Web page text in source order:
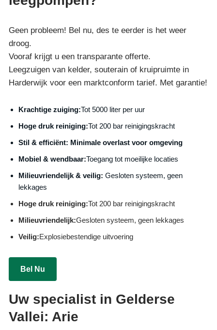
Geen probleem! Bel nu, des te eerder is het weer
droog.
Vooraf krijgt u een transparante offerte.
Leegzuigen van kelder, souterain of kruipruimte in
Harderwijk voor een marktconform tarief. Met garantie!
Krachtige zuiging:Tot 5000 liter per uur
Hoge druk reiniging:Tot 200 bar reinigingskracht
Stil & efficiënt: Minimale overlast voor omgeving
Mobiel & wendbaar:Toegang tot moeilijke locaties
Milieuvriendelijk & veilig: Gesloten systeem, geen
lekkages
Hoge druk reiniging:Tot 200 bar reinigingskracht
Milieuvriendelijk:Gesloten systeem, geen lekkages
Veilig:Explosiebestendige uitvoering
Bel Nu
Uw specialist in Gelderse
Vallei: Arie